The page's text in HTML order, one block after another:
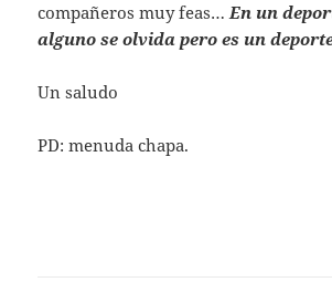
compañeros muy feas… En un
alguno se olvida pero es un
Un saludo
PD: menuda chapa.